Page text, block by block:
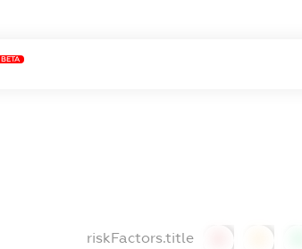
BETA
riskFactors.title